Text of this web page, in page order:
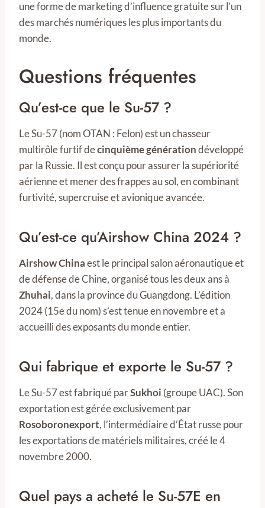
une forme de marketing d’influence gratuite sur l’un
des marchés numériques les plus importants du
monde.
Questions fréquentes
Qu’est-ce que le Su-57 ?
Le Su-57 (nom OTAN : Felon) est un chasseur
multirôle furtif decinquième générationdéveloppé
par la Russie. Il est conçu pour assurer la supériorité
aérienne et mener des frappes au sol, en combinant
furtivité, supercruise et avionique avancée.
Qu’est-ce qu’Airshow China 2024 ?
Airshow Chinaest le principal salon aéronautique et
de défense de Chine, organisé tous les deux ans à
Zhuhai, dans la province du Guangdong. L’édition
2024 (15e du nom) s’est tenue en novembre et a
accueilli des exposants du monde entier.
Qui fabrique et exporte le Su-57 ?
Le Su-57 est fabriqué parSukhoi (groupe UAC). Son
exportation est gérée exclusivement par
Rosoboronexport, l’intermédiaire d’État russe pour
les exportations de matériels militaires, créé le 4
novembre 2000.
Quel pays a acheté le Su-57E en